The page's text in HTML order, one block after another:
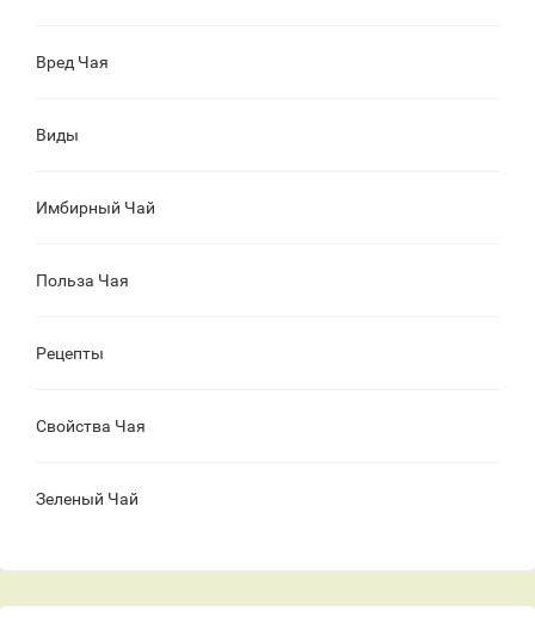
Вред Чая
Виды
Имбирный Чай
Польза Чая
Рецепты
Свойства Чая
Зеленый Чай